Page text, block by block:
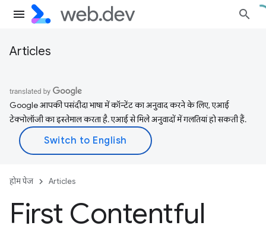
Articles
Google आपकी पसंदीदा भाषा में कॉन्टेंट का अनुवाद करने के लिए, एआई
टेक्नोलॉजी का इस्तेमाल करता है. एआई से मिले अनुवादों में गलतियां हो सकती हैं.
होम पेज Articles
First Contentful